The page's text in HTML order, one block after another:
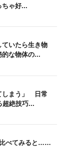
ちゃ好...
いたら生き物
な物体の...
しまう」 日常
超絶技巧...
比べてみると……